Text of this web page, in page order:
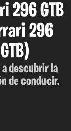
296 GTB
296
GTB)
a descubrir la
de conducir.